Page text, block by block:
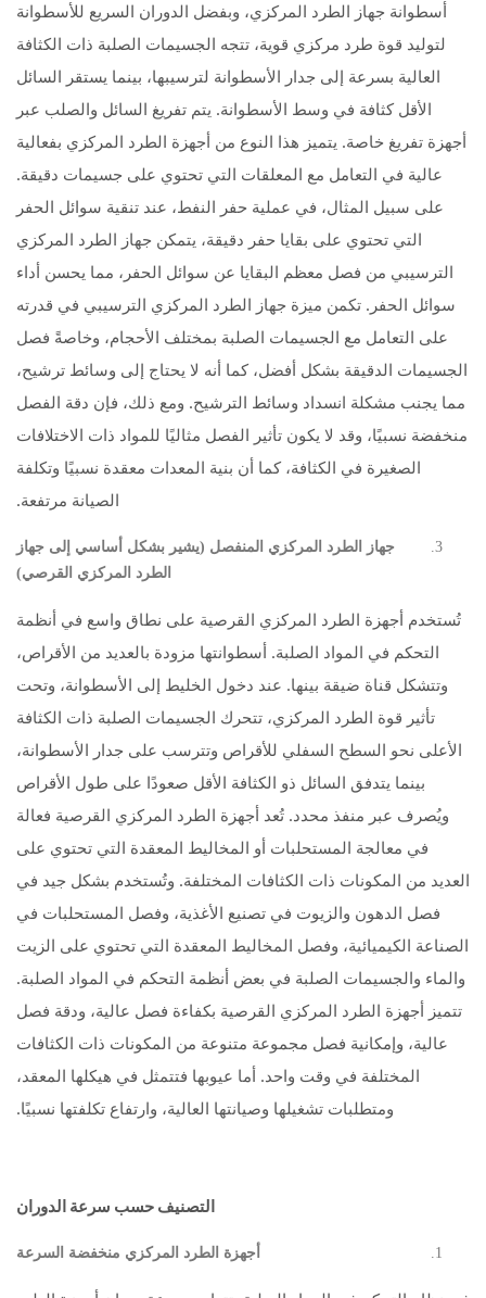
أسطوانة جهاز الطرد المركزي، وبفضل الدوران السريع للأسطوانة
لتوليد قوة طرد مركزي قوية، تتجه الجسيمات الصلبة ذات الكثافة
العالية بسرعة إلى جدار الأسطوانة لترسيبها، بينما يستقر السائل
الأقل كثافة في وسط الأسطوانة. يتم تفريغ السائل والصلب عبر
أجهزة تفريغ خاصة. يتميز هذا النوع من أجهزة الطرد المركزي بفعالية
عالية في التعامل مع المعلقات التي تحتوي على جسيمات دقيقة.
على سبيل المثال، في عملية حفر النفط، عند تنقية سوائل الحفر
التي تحتوي على بقايا حفر دقيقة، يتمكن جهاز الطرد المركزي
الترسيبي من فصل معظم البقايا عن سوائل الحفر، مما يحسن أداء
سوائل الحفر. تكمن ميزة جهاز الطرد المركزي الترسيبي في قدرته
على التعامل مع الجسيمات الصلبة بمختلف الأحجام، وخاصةً فصل
الجسيمات الدقيقة بشكل أفضل، كما أنه لا يحتاج إلى وسائط ترشيح،
مما يجنب مشكلة انسداد وسائط الترشيح. ومع ذلك، فإن دقة الفصل
منخفضة نسبيًا، وقد لا يكون تأثير الفصل مثاليًا للمواد ذات الاختلافات
الصغيرة في الكثافة، كما أن بنية المعدات معقدة نسبيًا وتكلفة
الصيانة مرتفعة.
جهاز الطرد المركزي المنفصل (يشير بشكل أساسي إلى جهاز
الطرد المركزي القرصي)
تُستخدم أجهزة الطرد المركزي القرصية على نطاق واسع في أنظمة
التحكم في المواد الصلبة. أسطوانتها مزودة بالعديد من الأقراص،
وتتشكل قناة ضيقة بينها. عند دخول الخليط إلى الأسطوانة، وتحت
تأثير قوة الطرد المركزي، تتحرك الجسيمات الصلبة ذات الكثافة
الأعلى نحو السطح السفلي للأقراص وتترسب على جدار الأسطوانة،
بينما يتدفق السائل ذو الكثافة الأقل صعودًا على طول الأقراص
ويُصرف عبر منفذ محدد. تُعد أجهزة الطرد المركزي القرصية فعالة
في معالجة المستحلبات أو المخاليط المعقدة التي تحتوي على
العديد من المكونات ذات الكثافات المختلفة. وتُستخدم بشكل جيد في
فصل الدهون والزيوت في تصنيع الأغذية، وفصل المستحلبات في
الصناعة الكيميائية، وفصل المخاليط المعقدة التي تحتوي على الزيت
والماء والجسيمات الصلبة في بعض أنظمة التحكم في المواد الصلبة.
تتميز أجهزة الطرد المركزي القرصية بكفاءة فصل عالية، ودقة فصل
عالية، وإمكانية فصل مجموعة متنوعة من المكونات ذات الكثافات
المختلفة في وقت واحد. أما عيوبها فتتمثل في هيكلها المعقد،
ومتطلبات تشغيلها وصيانتها العالية، وارتفاع تكلفتها نسبيًا.
التصنيف حسب سرعة الدوران
أجهزة الطرد المركزي منخفضة السرعة